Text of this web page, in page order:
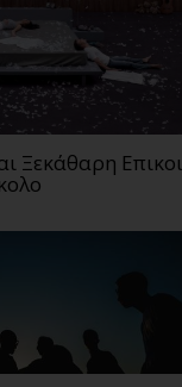
Ξεκάθαρη